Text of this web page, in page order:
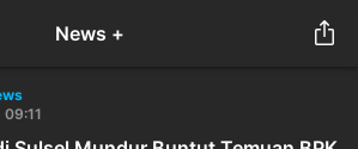
News +